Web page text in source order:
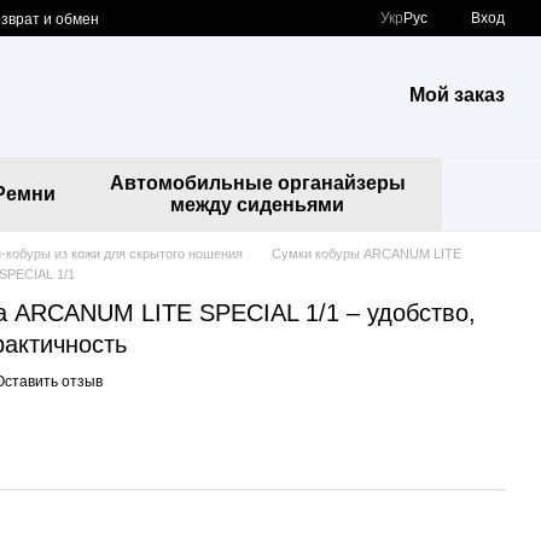
и обмен
Укр Рус Вход
Мой заказ
Автомобильные органайзеры
между сиденьями
из кожи для скрытого ношения
Сумки кобуры ARCANUM LITE
1/1
ARCANUM LITE SPECIAL 1/1 – удобство,
отзыв